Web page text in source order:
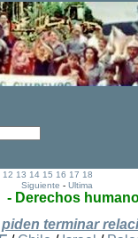
12 13 14 15 16 17 18
Siguiente -Ultima
- Derechos
terminar